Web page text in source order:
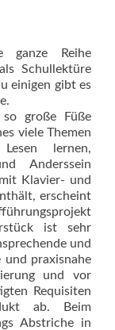
ganze Reihe
Schullektüre
einigen gibt es
große Füße
viele Themen
lernen,
Anderssein
Klavier- und
erscheint
ist sehr
und
und praxisnahe
und vor
Requisiten
ab. Beim
Abstriche in